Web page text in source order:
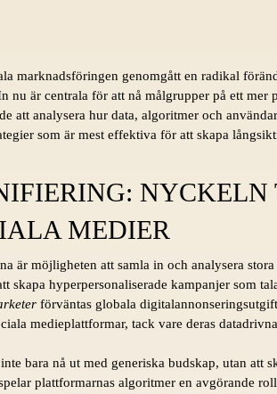
marknadsföringen genomgått en radikal
nu är centrala för att nå målgrupper på ett mer
att analysera hur data, algoritmer och
som är mest effektiva för att skapa
MEDIER
är möjligheten att samla in och analysera
skapa hyperpersonaliserade kampanjer som
förväntas globala
medieplattformar, tack vare deras
bara nå ut med generiska budskap, utan att
plattformarnas algoritmer en avgörande